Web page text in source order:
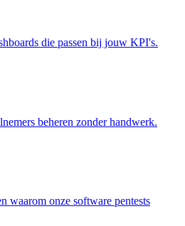
die passen bij jouw KPI's.
beheren zonder handwerk.
waarom onze software pentests